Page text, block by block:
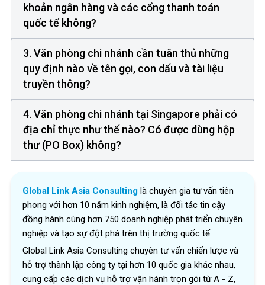
khoản ngân hàng và các cổng thanh toán
quốc tế không?
3. Văn phòng chi nhánh cần tuân thủ những
quy định nào về tên gọi, con dấu và tài liệu
truyền thông?
4. Văn phòng chi nhánh tại Singapore phải có
địa chỉ thực như thế nào? Có được dùng hộp
thư (PO Box) không?
Global Link Asia Consulting là chuyên gia tư vấn tiên
phong với hơn 10 năm kinh nghiệm, là đối tác tin cậy
đồng hành cùng hơn 750 doanh nghiệp phát triển chuyên
nghiệp và tạo sự đột phá trên thị trường quốc tế.
Global Link Asia Consulting chuyên tư vấn chiến lược và
hỗ trợ thành lập công ty tại hơn 10 quốc gia khác nhau,
cung cấp các dịch vụ hỗ trợ vận hành trọn gói từ A - Z,